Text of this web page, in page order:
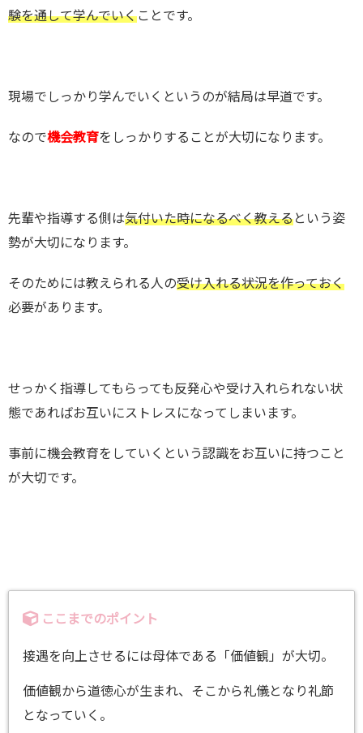
験を通して学んでいくことです。
現場でしっかり学んでいくというのが結局は早道です。
なので機会教育をしっかりすることが大切になります。
先輩や指導する側は気付いた時になるべく教えるという姿
勢が大切になります。
そのためには教えられる人の受け入れる状況を作っておく
必要があります。
せっかく指導してもらっても反発心や受け入れられない状
態であればお互いにストレスになってしまいます。
事前に機会教育をしていくという認識をお互いに持つこと
が大切です。
ここまでのポイント
接遇を向上させるには母体である「価値観」が大切。
価値観から道徳心が生まれ、そこから礼儀となり礼節
となっていく。